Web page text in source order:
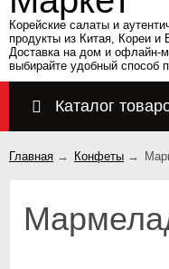
Корейские салаты и
продукты из Китая, Кореи и
Доставка на дом и
выбирайте удобный способ
Каталог
Главная → Конфеты →